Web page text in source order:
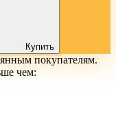
Купить
покупателям.
чем: